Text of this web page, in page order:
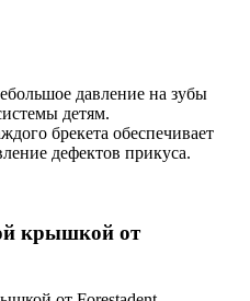
давление на зубы
детям.
брекета обеспечивает
дефектов прикуса.
крышкой от